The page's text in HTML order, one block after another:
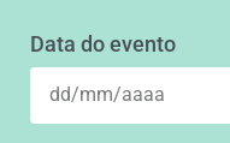
Data do evento